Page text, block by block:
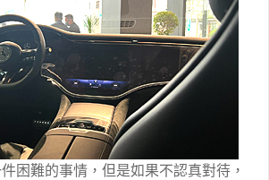
困難的事情，但是如果不認真對待，